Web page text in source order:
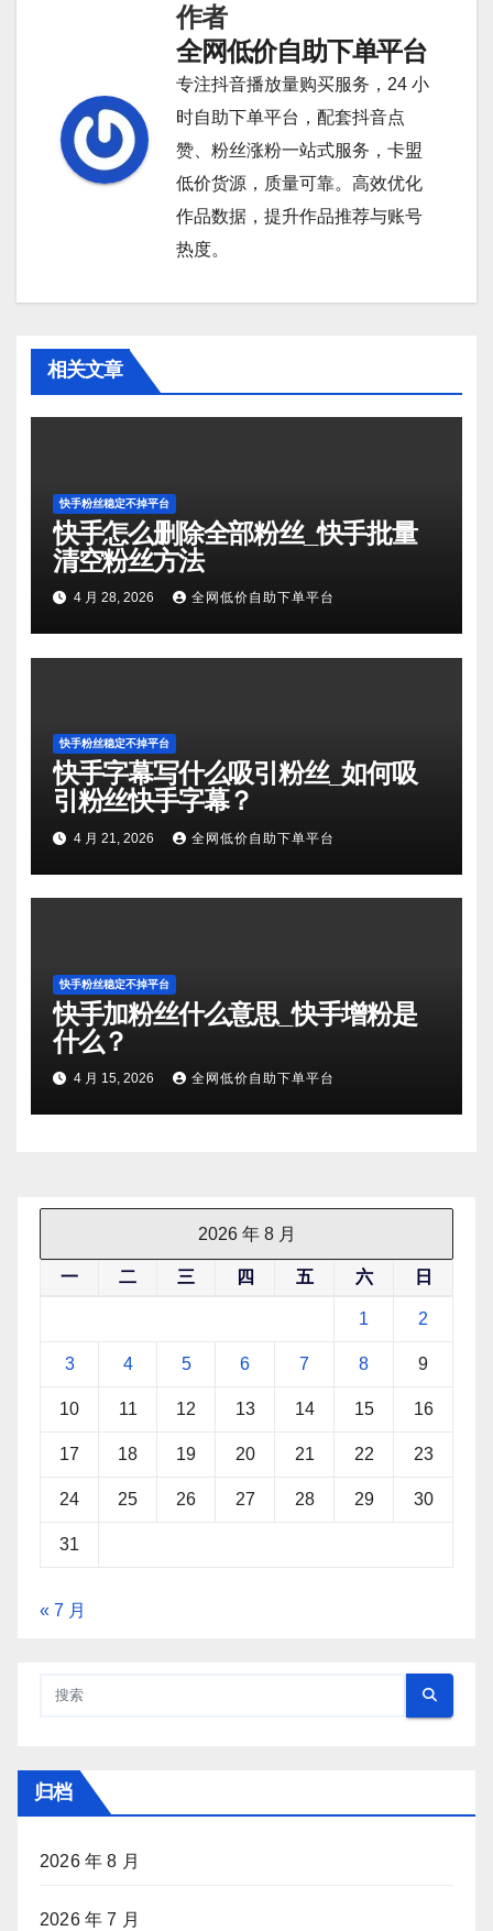
作者
全网低价自助下单平台
专注抖音播放量购买服务，24 小
时自助下单平台，配套抖音点
赞、粉丝涨粉一站式服务，卡盟
低价货源，质量可靠。高效优化
作品数据，提升作品推荐与账号
热度。
相关文章
快手粉丝稳定不掉平台
快手怎么删除全部粉丝_快手批量
清空粉丝方法
4 月 28, 2026 全网低价自助下单平台
快手粉丝稳定不掉平台
快手字幕写什么吸引粉丝_如何吸
引粉丝快手字幕？
4 月 21, 2026 全网低价自助下单平台
快手粉丝稳定不掉平台
快手加粉丝什么意思_快手增粉是
什么？
4 月 15, 2026 全网低价自助下单平台
2026 年 8 月
一 二 三 四 五 六 日
1 2
3 4 5 6 7 8 9
10 11 12 13 14 15 16
17 18 19 20 21 22 23
24 25 26 27 28 29 30
31
« 7 月
归档
2026 年 8 月
2026 年 7 月